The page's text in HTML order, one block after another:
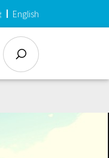
English